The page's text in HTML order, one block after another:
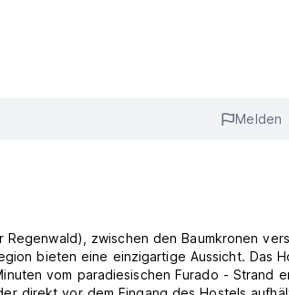
Melden
Regenwald), zwischen den Baumkronen
bieten eine einzigartige Aussicht. Das